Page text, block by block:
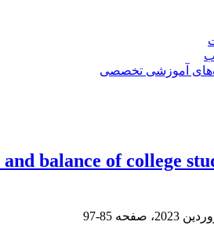
آموزشی تخصصی
balance of college
85-97